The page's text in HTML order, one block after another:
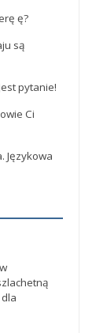
ę?
są
pytanie!
Ci
Językowa